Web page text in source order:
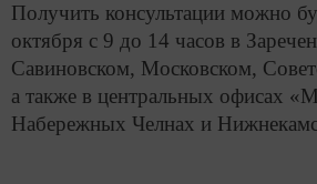
Получить консультации можно
октября с 9 до 14 часов в
Савиновском, Московском,
а также в центральных офисах
Набережных Челнах и